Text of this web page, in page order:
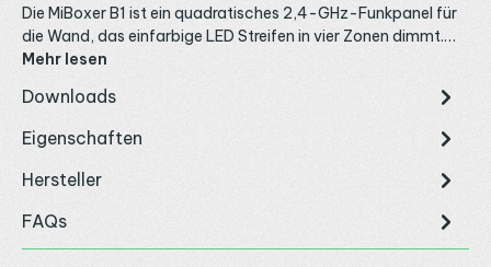
Die MiBoxer B1 ist ein quadratisches 2,4-GHz-Funkpanel für
die Wand, das einfarbige LED Streifen in vier Zonen dimmt.…
Mehr lesen
Downloads
Eigenschaften
Hersteller
FAQs